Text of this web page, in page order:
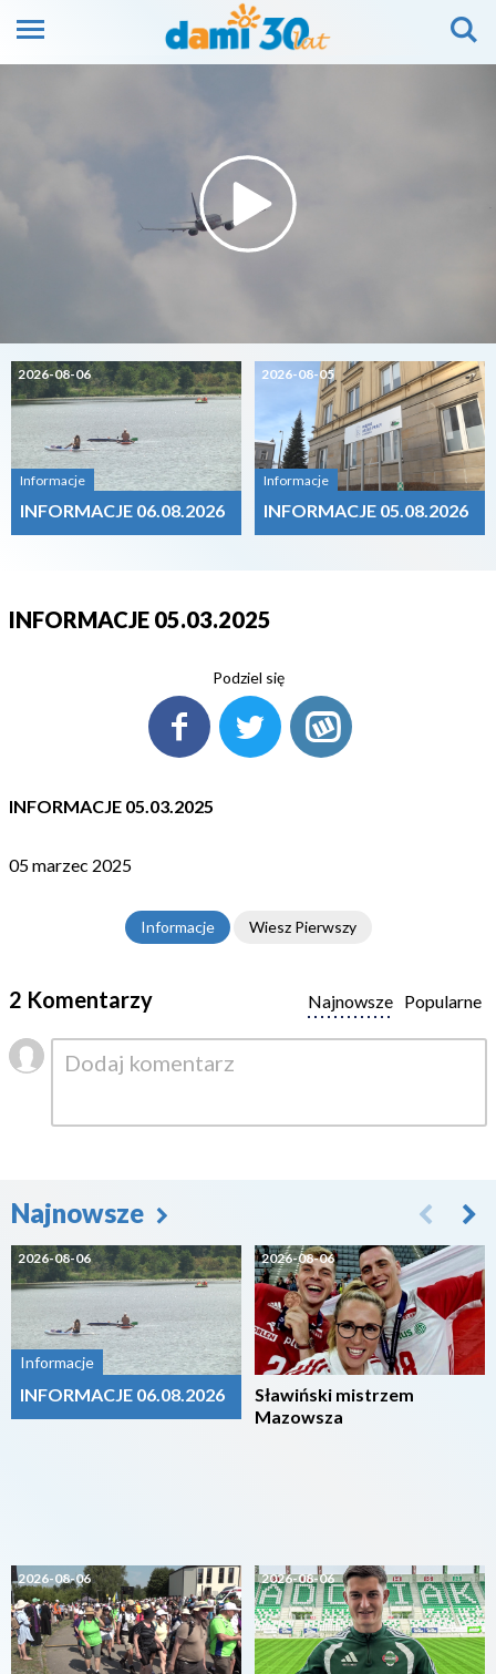
2026-08-06
Informacje
INFORMACJE 06.08.2026
2026-08-05
Informacje
INFORMACJE 05.08.2026
INFORMACJE 05.03.2025
Podziel się
INFORMACJE 05.03.2025
05 marzec 2025
Informacje Wiesz Pierwszy
2 Komentarzy Popularne
Najnowsze
Najnowsze
2026-08-06
Informacje
INFORMACJE 06.08.2026
2026-08-06
2026-08-06
Sławiński mistrzem
Mazowsza
2026-08-06